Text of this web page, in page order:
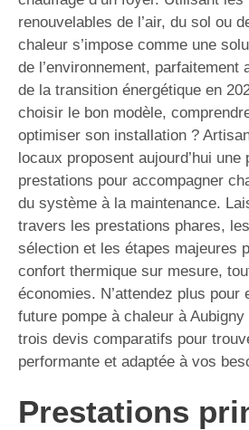
renouvelables de l’air, du sol ou
chaleur s’impose comme une
de l’environnement, parfaitement
de la transition énergétique en
choisir le bon modèle,
optimiser son installation ?
locaux proposent aujourd’hui
prestations pour accompagner
du système à la maintenance.
travers les prestations phares,
sélection et les étapes majeures
confort thermique sur mesure,
économies. N’attendez plus pour
future pompe à chaleur à
trois devis comparatifs pour
performante et adaptée à vos
Prestations